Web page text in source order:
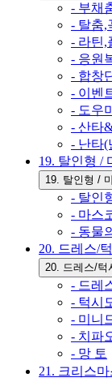
- 부채
- 탈춤,
- 라틴,
- 응원
- 합창
- 이벤
- 도우
- 산타
- 난타(
19. 탈인형 /
19. 탈인형 /
- 탈인
- 마스
- 동물
20. 드레스/
20. 드레스/턱
- 드레
- 턱시
- 미니
- 치파
- 망 토
21. 크리스